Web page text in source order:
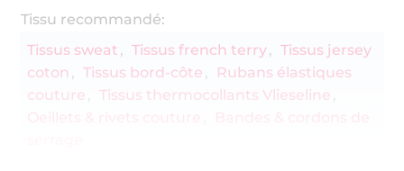
Tissu recommandé:
Tissus sweat
Tissus french terry
Tissus jersey
coton
Tissus bord-côte
Rubans élastiques
couture
Tissus thermocollants Vlieseline